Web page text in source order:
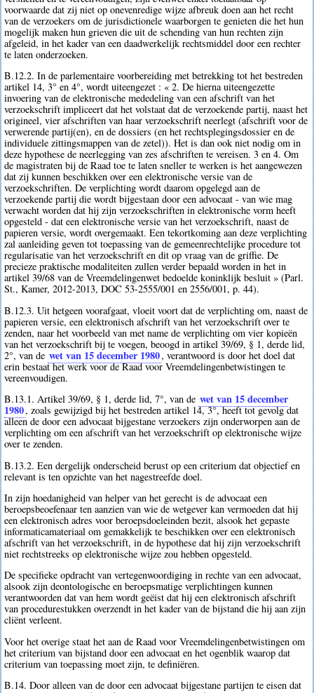
voorwaarde dat zij niet op onevenredige wijze afbreuk doen aan het recht
van de verzoekers om de jurisdictionele waarborgen te genieten die het hun
mogelijk maken hun grieven die uit de schending van hun rechten zijn
afgeleid, in het kader van een daadwerkelijk rechtsmiddel door een rechter
te laten onderzoeken.
B.12.2. In de parlementaire voorbereiding met betrekking tot het bestreden
artikel 14, 3° en 4°, wordt uiteengezet : « 2. De hierna uiteengezette
invoering van de elektronische mededeling van een afschrift van het
verzoekschrift impliceert dat het volstaat dat de verzoekende partij, naast het
origineel, vier afschriften van haar verzoekschrift neerlegt (afschrift voor de
verwerende partij(en), en de dossiers (en het rechtsplegingsdossier en de
individuele zittingsmappen van de zetel)). Het is dan ook niet nodig om in
deze hypothese de neerlegging van zes afschriften te vereisen. 3 en 4. Om
de magistraten bij de Raad toe te laten sneller te werken is het aangewezen
dat zij kunnen beschikken over een elektronische versie van de
verzoekschriften. De verplichting wordt daarom opgelegd aan de
verzoekende partij die wordt bijgestaan door een advocaat - van wie mag
verwacht worden dat hij zijn verzoekschriften in elektronische vorm heeft
opgesteld - dat een elektronische versie van het verzoekschrift, naast de
papieren versie, wordt overgemaakt. Een tekortkoming aan deze verplichting
zal aanleiding geven tot toepassing van de gemeenrechtelijke procedure tot
regularisatie van het verzoekschrift en dit op vraag van de griffie. De
precieze praktische modaliteiten zullen verder bepaald worden in het in
artikel 39/68 van de Vreemdelingenwet bedoelde koninklijk besluit » (Parl.
St., Kamer, 2012-2013, DOC 53-2555/001 en 2556/001, p. 44).
B.12.3. Uit hetgeen voorafgaat, vloeit voort dat de verplichting om, naast de
papieren versie, een elektronisch afschrift van het verzoekschrift over te
zenden, naar het voorbeeld van met name de verplichting om vier kopieën
van het verzoekschrift bij te voegen, beoogd in artikel 39/69, § 1, derde lid,
2°, van de wet van 15 december 1980, verantwoord is door het doel dat
erin bestaat het werk voor de Raad voor Vreemdelingenbetwistingen te
vereenvoudigen.
B.13.1. Artikel 39/69, § 1, derde lid, 7°, van de wet van 15 december
1980, zoals gewijzigd bij het bestreden artikel 14, 3°, heeft tot gevolg dat
alleen de door een advocaat bijgestane verzoekers zijn onderworpen aan de
verplichting om een afschrift van het verzoekschrift op elektronische wijze
over te zenden.
B.13.2. Een dergelijk onderscheid berust op een criterium dat objectief en
relevant is ten opzichte van het nagestreefde doel.
In zijn hoedanigheid van helper van het gerecht is de advocaat een
beroepsbeoefenaar ten aanzien van wie de wetgever kan vermoeden dat hij
een elektronisch adres voor beroepsdoeleinden bezit, alsook het gepaste
informaticamateriaal om gemakkelijk te beschikken over een elektronisch
afschrift van het verzoekschrift, in de hypothese dat hij zijn verzoekschrift
niet rechtstreeks op elektronische wijze zou hebben opgesteld.
De specifieke opdracht van vertegenwoordiging in rechte van een advocaat,
alsook zijn deontologische en beroepsmatige verplichtingen kunnen
verantwoorden dat van hem wordt geëist dat hij een elektronisch afschrift
van procedurestukken overzendt in het kader van de bijstand die hij aan zijn
cliënt verleent.
Voor het overige staat het aan de Raad voor Vreemdelingenbetwistingen om
het criterium van bijstand door een advocaat en het ogenblik waarop dat
criterium van toepassing moet zijn, te definiëren.
B.14. Door alleen van de door een advocaat bijgestane partijen te eisen dat